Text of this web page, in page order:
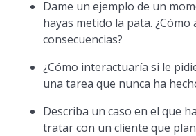
Dame un ejemplo de un
hayas metido la pata.
consecuencias?
¿Cómo interactuaría si le
una tarea que nunca ha
Describa un caso en el que
tratar con un cliente que